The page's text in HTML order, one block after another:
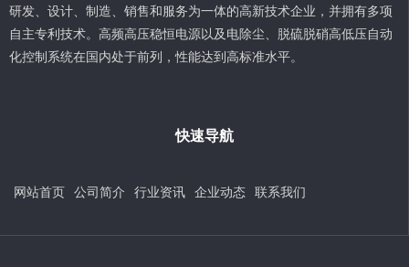
研发、设计、制造、销售和服务为一体的高新技术企业，并拥有多项
自主专利技术。高频高压稳恒电源以及电除尘、脱硫脱硝高低压自动
化控制系统在国内处于前列，性能达到高标准水平。
快速导航
网站首页 公司简介 行业资讯 企业动态 联系我们